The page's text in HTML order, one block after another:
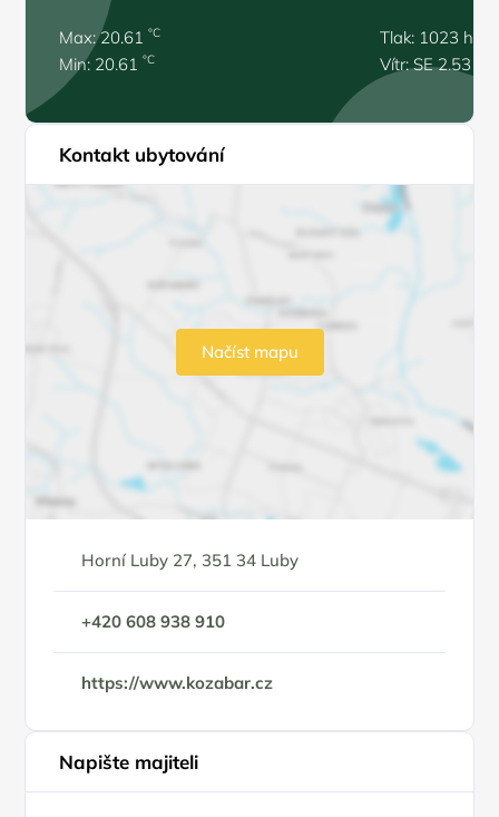
Max: 20.61°C
Min: 20.61°C
Tlak: 1023 hPa
Vítr: SE 2.53 m/
Kontakt ubytování
Načíst mapu
Horní Luby 27, 351 34 Luby
+420 608 938 910
https://www.kozabar.cz
Napište majiteli